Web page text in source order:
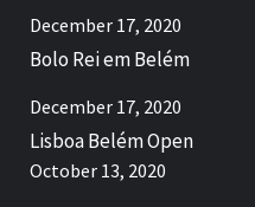
December 17, 2020
Bolo Rei em Belém
December 17, 2020
Lisboa Belém Open
October 13, 2020